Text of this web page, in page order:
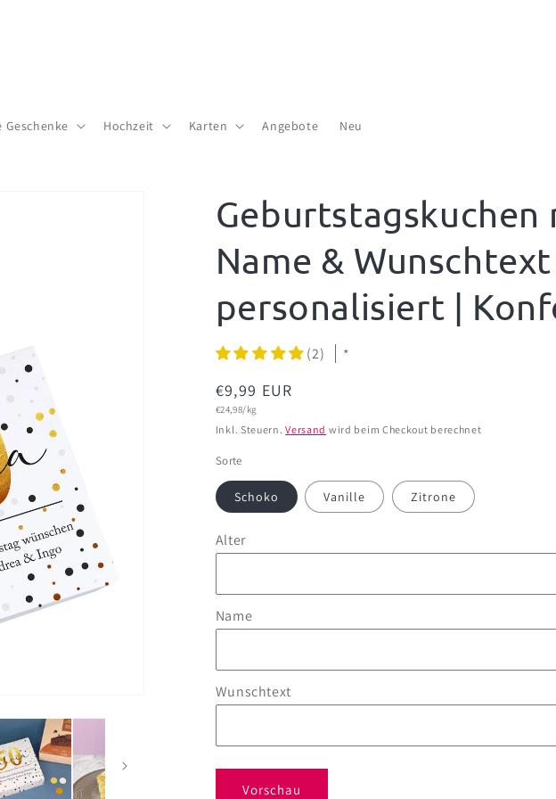
Hochzeit Karten Angebote Neu
Geburtstagskuchen
Name & Wunschtext
personalisiert |
(2) *
Normaler
Preis
€9,99 EUR
Grundpreis
€24,98/kg
Inkl. Steuern.Versand wird beim Checkout berechnet
Sorte
Schoko Vanille Zitrone
Alter
Name
Wunschtext
Vorschau